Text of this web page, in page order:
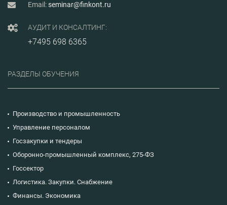
Email:seminar@finkont.ru
АУДИТ И КОНСАЛТИНГ:
+7495 698 6365
РАЗДЕЛЫ ОБУЧЕНИЯ
Производство и промышленность
Управление персоналом
Госзакупки и тендеры
Оборонно-промышленный комплекс, 275-ФЗ
Госсектор
Логистика. Закупки. Снабжение
Финансы. Экономика